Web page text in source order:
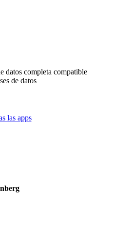
datos completa compatible
de datos
las apps